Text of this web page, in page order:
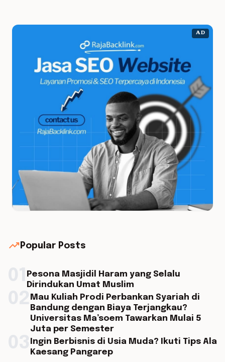
AD
trending_up Popular Posts
Pesona Masjidil Haram yang Selalu
Dirindukan Umat Muslim
Mau Kuliah Prodi Perbankan Syariah di
Bandung dengan Biaya Terjangkau?
Universitas Ma’soem Tawarkan Mulai 5
Juta per Semester
Ingin Berbisnis di Usia Muda? Ikuti Tips Ala
Kaesang Pangarep